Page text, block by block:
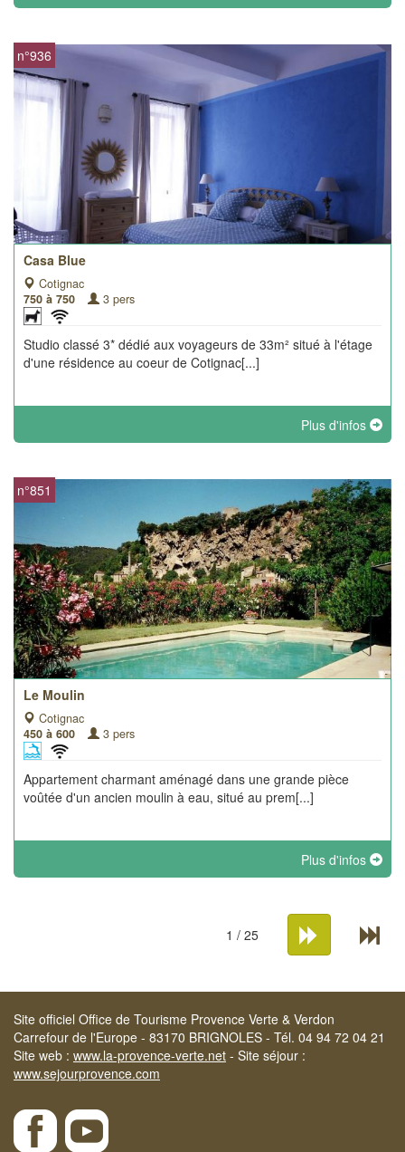
Casa Blue
Cotignac
750 à 750
3 pers
Studio classé 3* dédié aux voyageurs de 33m² situé à l'étage
d'une résidence au coeur de Cotignac[...]
Plus d'infos
n°936
Le Moulin
Cotignac
450 à 600
3 pers
Appartement charmant aménagé dans une grande pièce
voûtée d'un ancien moulin à eau, situé au prem[...]
Plus d'infos
n°851
1 / 25
Site officiel Office de Tourisme Provence Verte & Verdon
Carrefour de l'Europe - 83170 BRIGNOLES - Tél. 04 94 72 04 21
Site web : www.la-provence-verte.net - Site séjour :
www.sejourprovence.com